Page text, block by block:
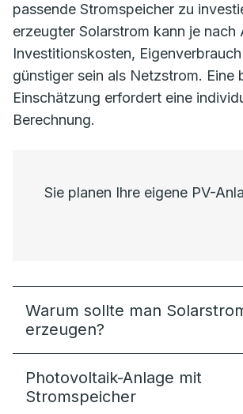
passende Stromspeicher zu
erzeugter Solarstrom kann je nach
Investitionskosten,
günstiger sein als Netzstrom. Eine
Einschätzung erfordert eine
Berechnung.
Sie planen Ihre eigene PV-
Warum sollte man
erzeugen?
Photovoltaik-Anlage mit
Stromspeicher